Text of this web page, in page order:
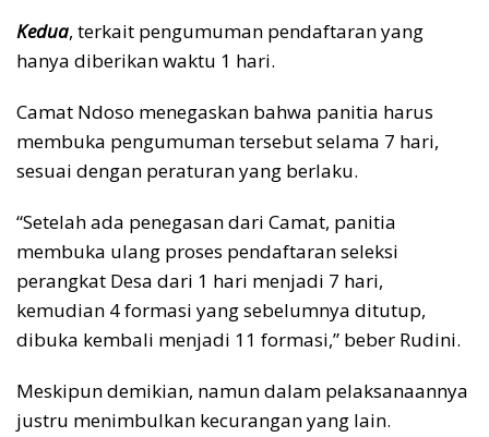
Kedua, terkait pengumuman pendaftaran yang
hanya diberikan waktu 1 hari.
Camat Ndoso menegaskan bahwa panitia harus
membuka pengumuman tersebut selama 7 hari,
sesuai dengan peraturan yang berlaku.
“Setelah ada penegasan dari Camat, panitia
membuka ulang proses pendaftaran seleksi
perangkat Desa dari 1 hari menjadi 7 hari,
kemudian 4 formasi yang sebelumnya ditutup,
dibuka kembali menjadi 11 formasi,” beber Rudini.
Meskipun demikian, namun dalam pelaksanaannya
justru menimbulkan kecurangan yang lain.